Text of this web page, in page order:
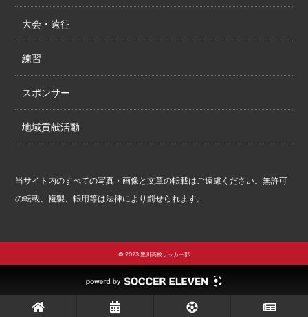
大会・遠征
練習
スポンサー
地域貢献活動
当サイト内のすべての写真・画像と文章の転載はご遠慮ください。無許可
の転載、複製、転用等は法律により罰せられます。
© 2023 豊川高校サッカー部